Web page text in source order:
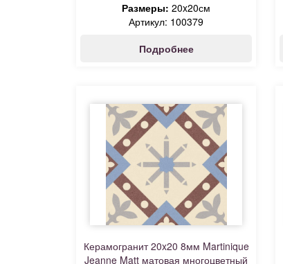
Размеры: 20x20см
Артикул: 100379
Подробнее
Керамогранит 20x20 8мм Martinique
Jeanne Matt матовая многоцветный